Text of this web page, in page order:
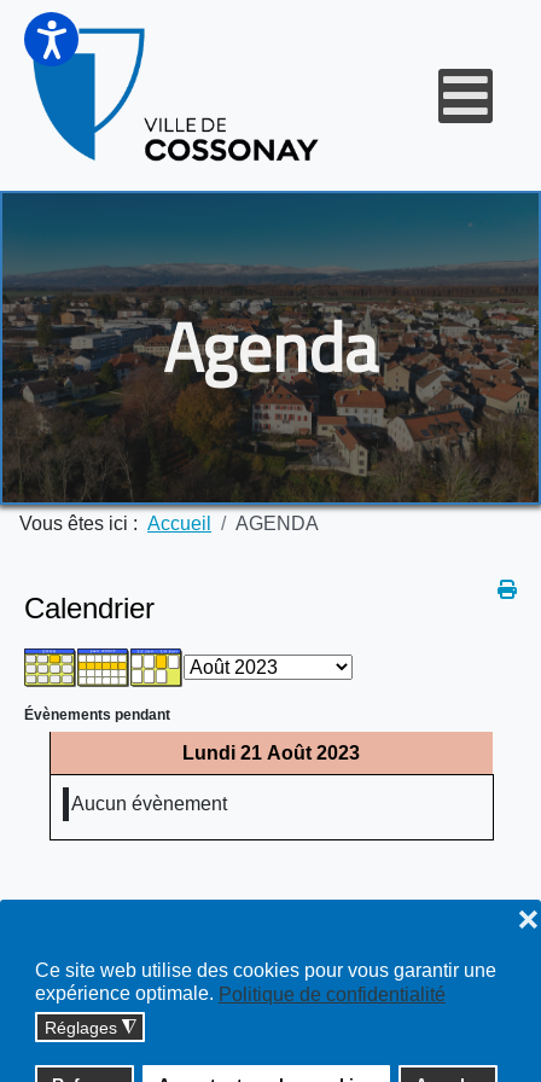
Ce site web utilise des cookies pour vous garantir une
expérience optimale. Politique de confidentialité
Réglages ◮
❌
Agenda
Vous êtes ici : Accueil AGENDA
Calendrier
Évènements pendant
Lundi 21 Août 2023
Aucun évènement
Copyright © 2026 cossonay.ch - tous droits réservés | site :